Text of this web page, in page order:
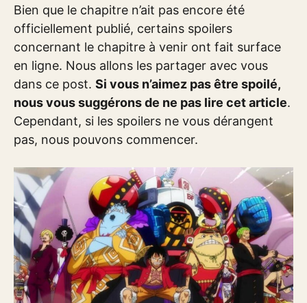
Bien que le chapitre n’ait pas encore été
officiellement publié, certains spoilers
concernant le chapitre à venir ont fait surface
en ligne. Nous allons les partager avec vous
dans ce post. Si vous n’aimez pas être spoilé,
nous vous suggérons de ne pas lire cet article.
Cependant, si les spoilers ne vous dérangent
pas, nous pouvons commencer.